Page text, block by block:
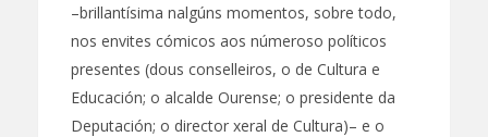
–brillantísima nalgúns momentos, sobre todo,
nos envites cómicos aos númeroso políticos
presentes (dous conselleiros, o de Cultura e
Educación; o alcalde Ourense; o presidente da
Deputación; o director xeral de Cultura)– e o